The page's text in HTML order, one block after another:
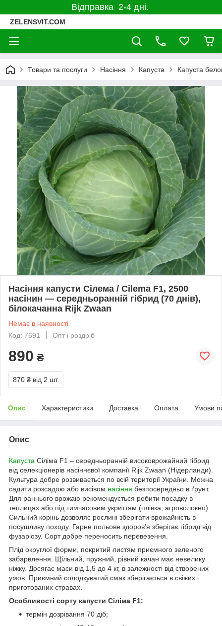
Відправка 2-4 дні.
ZELENSVIT.COM
Товари та послуги Насіння Капуста Капуста
Насіння капусти Сілема / Cilema F1, 2500
насінин — середньоранній гібрид (70 днів),
білокачанна Rijk Zwaan
Немає в наявності
Код: 7691
Опт і роздріб
890 ₴
870 ₴ від 2 шт.
Опис Характеристики Доставка Оплата Умови
Опис
Капуста Сіліма F1 – середньоранній високоврожайний гібрид
від селекціонерів насіннєвої компанії Rijk Zwaan (Нідерланди).
Культура добре розвивається по всій території України. Можна
садити розсадою або висівом насіння безпосередньо в ґрунт.
Для раннього врожаю рекомендується робити посадку в
теплицях або під тимчасовим укриттям (плівка, агроволокно).
Сильний корінь дозволяє рослині зберігати врожайність в
посушливу походу. Гарне польове здоров'я зберігає гібрид від
фузаріозу. Сорт добре переносить перевезення.
Плід округлої форми, покритий листям приємного зеленого
забарвлення. Щільний, пружний, рівний качан має невелику
ніжку. Досягає маси від 1,5 до 4 кг, в залежності від створених
умов. Приємний солодкуватий смак зберігається в свіжих і
приготованих стравах.
Особливості сорту капусти Сіліма F1:
термін дозрівання 70 діб;